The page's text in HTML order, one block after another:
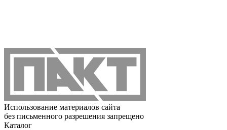
Использование материалов сайта
без письменного разрешения запрещено
Каталог